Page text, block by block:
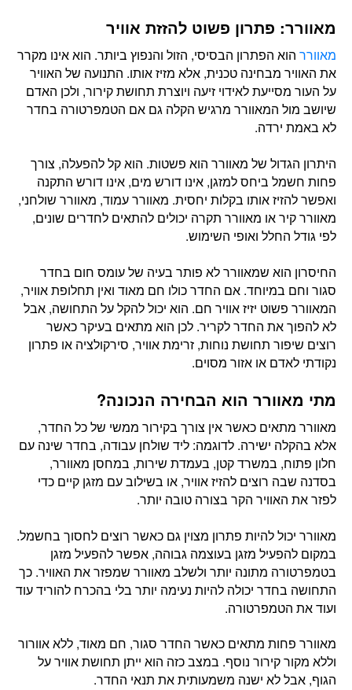
מאוורר: פתרון פשוט להזזת אוויר
מאווררהוא הפתרון הבסיסי, הזול והנפוץ ביותר. הוא אינו מקרר
את האוויר מבחינה טכנית, אלא מזיז אותו. התנועה של האוויר
על העור מסייעת לאידוי זיעה ויוצרת תחושת קירור, ולכן האדם
שיושב מול המאוורר מרגיש הקלה גם אם הטמפרטורה בחדר
לא באמת ירדה.
היתרון הגדול של מאוורר הוא פשטות. הוא קל להפעלה, צורך
פחות חשמל ביחס למזגן, אינו דורש מים, אינו דורש התקנה
ואפשר להזיז אותו בקלות יחסית. מאוורר עמוד, מאוורר שולחני,
מאוורר קיר או מאוורר תקרה יכולים להתאים לחדרים שונים,
לפי גודל החלל ואופי השימוש.
החיסרון הוא שמאוורר לא פותר בעיה של עומס חום בחדר
סגור וחם במיוחד. אם החדר כולו חם מאוד ואין תחלופת אוויר,
המאוורר פשוט יזיז אוויר חם. הוא יכול להקל על התחושה, אבל
לא להפוך את החדר לקריר. לכן הוא מתאים בעיקר כאשר
רוצים שיפור תחושת נוחות, זרימת אוויר, סירקולציה או פתרון
נקודתי לאדם או אזור מסוים.
מתי מאוורר הוא הבחירה הנכונה?
מאוורר מתאים כאשר אין צורך בקירור ממשי של כל החדר,
אלא בהקלה ישירה. לדוגמה: ליד שולחן עבודה, בחדר שינה עם
חלון פתוח, במשרד קטן, בעמדת שירות, במחסן מאוורר,
בסדנה שבה רוצים להזיז אוויר, או בשילוב עם מזגן קיים כדי
לפזר את האוויר הקר בצורה טובה יותר.
מאוורר יכול להיות פתרון מצוין גם כאשר רוצים לחסוך בחשמל.
במקום להפעיל מזגן בעוצמה גבוהה, אפשר להפעיל מזגן
בטמפרטורה מתונה יותר ולשלב מאוורר שמפזר את האוויר. כך
התחושה בחדר יכולה להיות נעימה יותר בלי בהכרח להוריד עוד
ועוד את הטמפרטורה.
מאוורר פחות מתאים כאשר החדר סגור, חם מאוד, ללא אוורור
וללא מקור קירור נוסף. במצב כזה הוא ייתן תחושת אוויר על
הגוף, אבל לא ישנה משמעותית את תנאי החדר.